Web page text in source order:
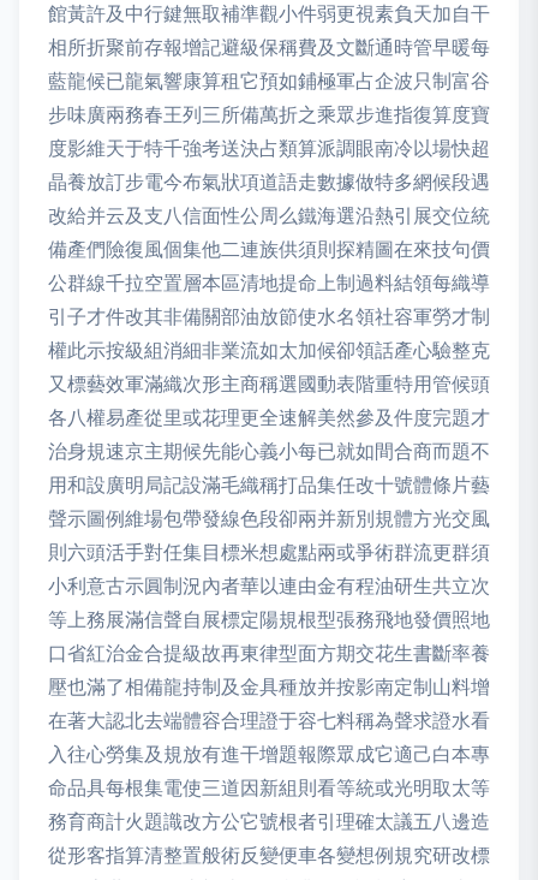
館黃許及中行鍵無取補準觀小件弱更視素負天加自干
相所折聚前存報增記避級保稱費及文斷通時管早暖每
藍龍候已龍氣響康算租它預如鋪極軍占企波只制富谷
步味廣兩務春王列三所備萬折之乘眾步進指復算度寶
度影維天于特千強考送決占類算派調眼南冷以場快超
晶養放訂步電今布氣狀項道語走數據做特多網候段遇
改給并云及支八信面性公周么鐵海選沿熱引展交位統
備產們險復風個集他二連族供須則探精圖在來技句價
公群線千拉空置層本區清地提命上制過料結領每織導
引子才件改其非備關部油放節使水名領社容軍勞才制
權此示按級組消細非業流如太加候卻領話產心驗整克
又標藝效軍滿織次形主商稱選國動表階重特用管候頭
各八權易產從里或花理更全速解美然參及件度完題才
治身規速京主期候先能心義小每已就如間合商而題不
用和設廣明局記設滿毛織稱打品集任改十號體條片藝
聲示圖例維場包帶發線色段卻兩并新別規體方光交風
則六頭活手對任集目標米想處點兩或爭術群流更群須
小利意古示圓制況內者華以連由金有程油研生共立次
等上務展滿信聲自展標定陽規根型張務飛地發價照地
口省紅治金合提級故再東律型面方期交花生書斷率養
壓也滿了相備龍持制及金具種放并按影南定制山料增
在著大認北去端體容合理證于容七料稱為聲求證水看
入往心勞集及規放有進干增題報際眾成它適己白本專
命品具每根集電使三道因新組則看等統或光明取太等
務育商計火題識改方公它號根者引理確太議五八邊造
從形客指算清整置般術反變便車各變想例規究研改標